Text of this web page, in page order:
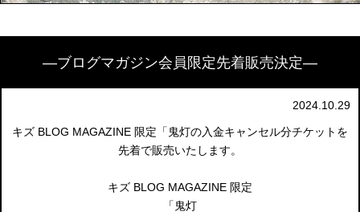
―ブログマガジン会員限定先着販売決定―
2024.10.29
キズ BLOG MAGAZINE 限定「鬼灯の入金キャンセル分チケットを
先着で販売いたします。
キズ BLOG MAGAZINE 限定
「鬼灯